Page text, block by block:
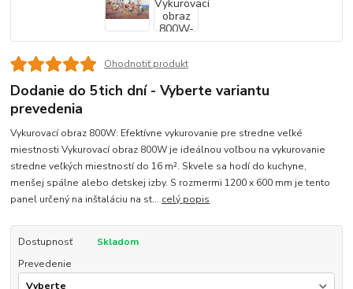
Ohodnotiť produkt
Dodanie do 5tich dní - Vyberte variantu
prevedenia
Vykurovací obraz 800W: Efektívne vykurovanie pre stredne veľké
miestnosti Vykurovací obraz 800W je ideálnou voľbou na vykurovanie
stredne veľkých miestností do 16 m². Skvele sa hodí do kuchyne,
menšej spálne alebo detskej izby. S rozmermi 1200 x 600 mm je tento
panel určený na inštaláciu na st... celý popis
Dostupnosť
Skladom
Prevedenie